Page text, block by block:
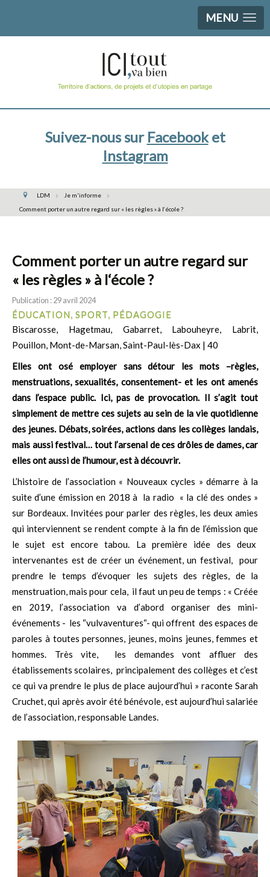
MENU
Suivez-nous sur Facebooket
Instagram
LDM
Je m'informe
Comment porter un autre regard sur « les règles » à l‘école ?
Comment porter un autre regard sur
« les règles » à l‘école ?
Publication : 29 avril 2024
ÉDUCATION, SPORT, PÉDAGOGIE
Biscarosse, Hagetmau, Gabarret, Labouheyre, Labrit,
Pouillon, Mont-de-Marsan, Saint-Paul-lès-Dax | 40
Elles ont osé employer sans détour les mots –règles,
menstruations, sexualités, consentement- et les ont amenés
dans l’espace public. Ici, pas de provocation. Il s’agit tout
simplement de mettre ces sujets au sein de la vie quotidienne
des jeunes. Débats, soirées, actions dans les collèges landais,
mais aussi festival… tout l’arsenal de ces drôles de dames, car
elles ont aussi de l’humour, est à découvrir.
L’histoire de l’association « Nouveaux cycles » démarre à la
suite d’une émission en 2018 à la radio « la clé des ondes »
sur Bordeaux. Invitées pour parler des règles, les deux amies
qui interviennent se rendent compte à la fin de l’émission que
le sujet est encore tabou. La première idée des deux
intervenantes est de créer un événement, un festival, pour
prendre le temps d’évoquer les sujets des règles, de la
menstruation, mais pour cela, il faut un peu de temps : « Créée
en 2019, l’association va d’abord organiser des mini-
événements - les “vulvaventures“- qui offrent des espaces de
paroles à toutes personnes, jeunes, moins jeunes, femmes et
hommes. Très vite, les demandes vont affluer des
établissements scolaires, principalement des collèges et c’est
ce qui va prendre le plus de place aujourd’hui » raconte Sarah
Cruchet, qui après avoir été bénévole, est aujourd’hui salariée
de l’association, responsable Landes.